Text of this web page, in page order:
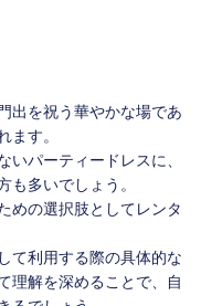
出を祝う華やかな場であ
ます。
いパーティードレスに、
も多いでしょう。
めの選択肢としてレンタ
て利用する際の具体的な
理解を深めることで、自